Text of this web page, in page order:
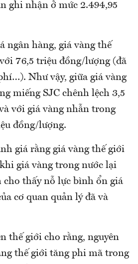
ghi nhận ở mức 2.494,95
ngân hàng, giá vàng thế
76,5 triệu đồng/lượng (đã
Như vậy, giữa giá vàng
miếng SJC chênh lệch 3,5
với giá vàng nhẫn trong
đồng/lượng.
giá rằng giá vàng thế giới
giá vàng trong nước lại
thấy nỗ lực bình ổn giá
cơ quan quản lý đã và
thế giới cho rằng, nguyên
thế giới tăng phi mã trong